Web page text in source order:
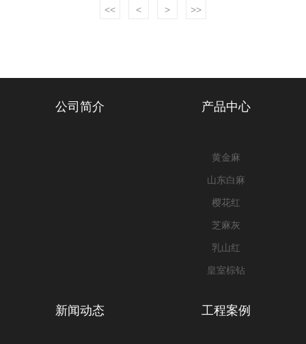
<< < > >>
公司简介 产品中心
黄金麻
山东白麻
樱花红
芝麻灰
乳山红
皇室棕钻
新闻动态 工程案例